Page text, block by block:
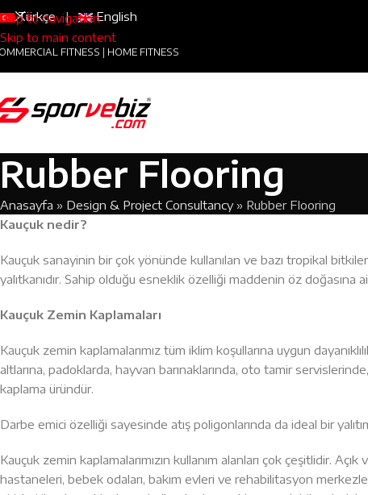
Skip to navigation
Skip to main content
Türkçe| English
FITNESS HOME FITNESS
Rubber Flooring
Anasayfa » Design & Project Consultancy» Rubber Flooring
Kauçuk nedir?
Kauçuk sanayinin bir çok yönünde kullanılan ve bazı tropikal
yalıtkanıdır. Sahip olduğu esneklik özelliği maddenin öz doğasına ait
Kauçuk Zemin Kaplamaları
Kauçuk zemin kaplamalarımız tüm iklim koşullarına uygun
altlarına, padoklarda, hayvan barınaklarında, oto tamir
kaplama üründür.
Darbe emici özelliği sayesinde atış poligonlarında da ideal bir
Kauçuk zemin kaplamalarımızın kullanım alanları çok çeşitlidir.
hastaneleri, bebek odaları, bakım evleri ve rehabilitasyon